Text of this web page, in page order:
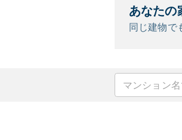
あなたの
同じ建物で